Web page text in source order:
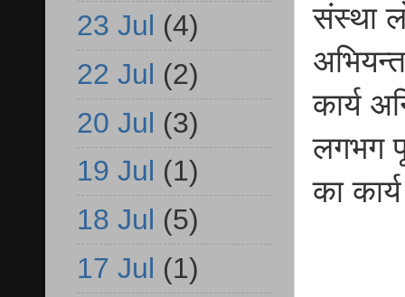
संस्था
कार्य
लगभग
का
23 Jul (4)
22 Jul (2)
20 Jul (3)
19 Jul (1)
18 Jul (5)
17 Jul (1)